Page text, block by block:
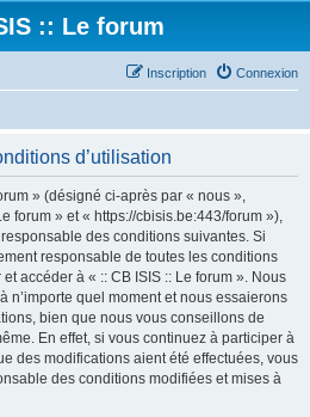
:: Le forum
Connexion
Inscription
d’utilisation
» (désigné ci-après par « nous »,
forum » et « https://cbisis.be:443/forum »),
des conditions suivantes. Si
responsable de toutes les conditions
accéder à « :: CB ISIS :: Le forum ». Nous
n’importe quel moment et nous essaierons
bien que nous vous conseillons de
En effet, si vous continuez à participer à
des modifications aient été effectuées, vous
des conditions modifiées et mises à